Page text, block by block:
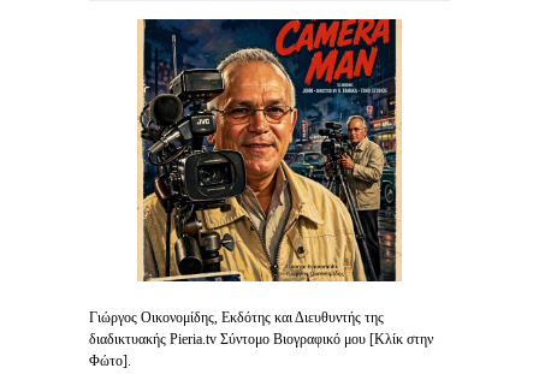
Γιώργος Οικονομίδης, Εκδότης και Διευθυντής της
διαδικτυακής Pieria.tv Σύντομο Βιογραφικό μου [Κλίκ στην
Φώτο].